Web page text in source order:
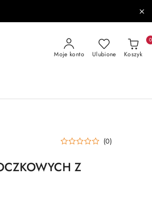
Moje konto Ulubione Koszyk
0
(0)
Z